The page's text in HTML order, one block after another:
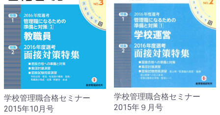
学校管理職合格セミナー
2015年10月号
学校管理職合格セミナー
2015年９月号